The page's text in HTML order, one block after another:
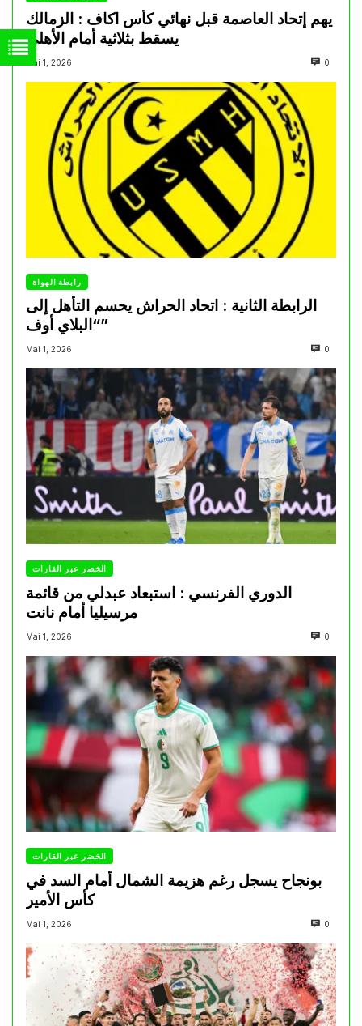
يهم إتحاد العاصمة قبل نهائي كأس اكاف : الزمالك
Mai 1, 2026 0
رابطة الهواة
الرابطة الثانية : اتحاد الحراش يحسم التأهل إلى
“البلاي أوف”
Mai 1, 2026 0
الخضر عبر القارات
الدوري الفرنسي : استبعاد عبدلي من قائمة
مرسيليا أمام نانت
Mai 1, 2026 0
الخضر عبر القارات
بونجاح يسجل رغم هزيمة الشمال أمام السد في
كأس الأمير
Mai 1, 2026 0